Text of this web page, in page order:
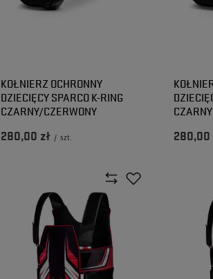
KOŁNIERZ OCHRONNY
DZIECIĘCY SPARCO K-RING
CZARNY/CZERWONY
280,00 zł / szt.
CZARNY
280,00